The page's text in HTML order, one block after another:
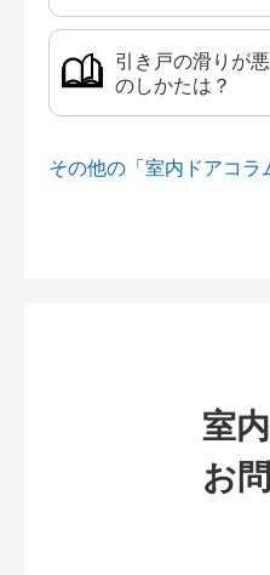
引き戸の滑りが
のしかたは？
その他の「室内ドアコラ
室
お